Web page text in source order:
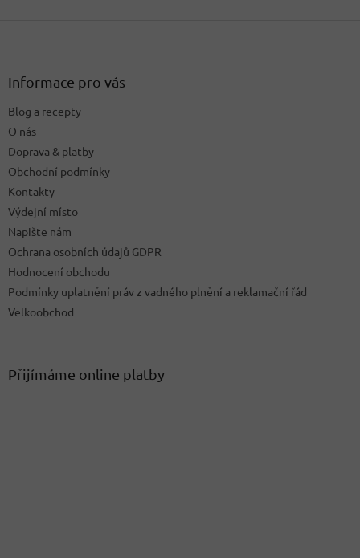
Informace pro vás
Blog a recepty
O nás
Doprava & platby
Obchodní podmínky
Kontakty
Výdejní místo
Napište nám
Ochrana osobních údajů GDPR
Hodnocení obchodu
Podmínky uplatnění práv z vadného plnění a reklamační řád
Velkoobchod
Přijímáme online platby